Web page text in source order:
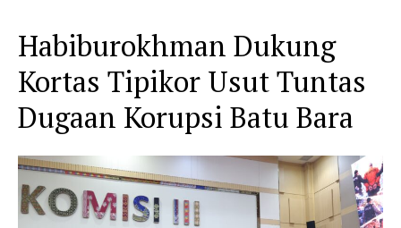
Habiburokhman Dukung
Kortas Tipikor Usut Tuntas
Dugaan Korupsi Batu Bara